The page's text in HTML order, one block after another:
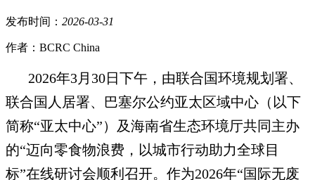
发布时间： 2026-03-31
作者：BCRC China
2026年3月30日下午，由联合国环境规划署、
联合国人居署、巴塞尔公约亚太区域中心（以下
简称“亚太中心”）及海南省生态环境厅共同主办
的“迈向零食物浪费，以城市行动助力全球目
标”在线研讨会顺利召开。作为2026年“国际无废